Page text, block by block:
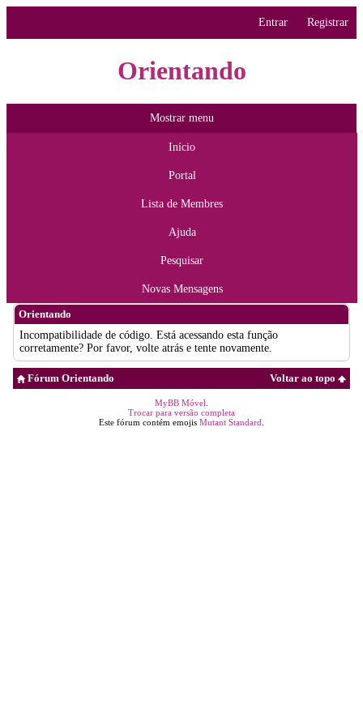
Entrar Registrar
Orientando
Mostrar menu
Início
Portal
Lista de Membres
Ajuda
Pesquisar
Novas Mensagens
Orientando
Incompatibilidade de código. Está acessando esta função
corretamente? Por favor, volte atrás e tente novamente.
Voltar ao topo
Fórum Orientando
MyBB Móvel
Trocar para versão completa
Este fórum contém emojis Mutant Standard